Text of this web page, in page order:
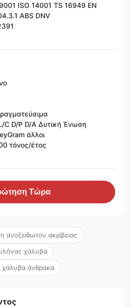
ISO 14001 TS 16949 EN
ABS DNV
C D/P D/A Δυτική Ένωση
άλλοι
τόνος/έτος
Τώρα
ακρίβειας
χάλυβα
άνθρακα